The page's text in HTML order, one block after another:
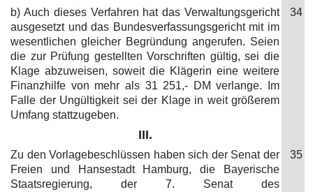
b) Auch dieses Verfahren hat das Verwaltungsgericht
ausgesetzt und das Bundesverfassungsgericht mit im
wesentlichen gleicher Begründung angerufen. Seien
die zur Prüfung gestellten Vorschriften gültig, sei die
Klage abzuweisen, soweit die Klägerin eine weitere
Finanzhilfe von mehr als 31 251,- DM verlange. Im
Falle der Ungültigkeit sei der Klage in weit größerem
Umfang stattzugeben.
34
III.
Zu den Vorlagebeschlüssen haben sich der Senat der
Freien und Hansestadt Hamburg, die Bayerische
Staatsregierung, der 7. Senat des
35